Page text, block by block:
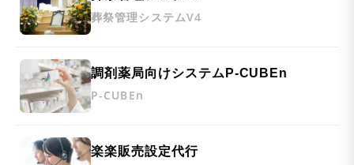
葬祭管理システムV4
調剤薬局向けシステムP-CUBEn
P-CUBEn
楽楽販売設定代行